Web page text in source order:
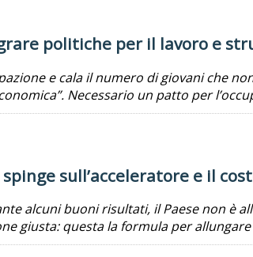
politiche per il lavoro e
e cala il numero di giovani che
Necessario un patto per
sull’acceleratore e il
alcuni buoni risultati, il Paese non è
giusta: questa la formula per